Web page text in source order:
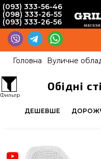
(093) 333-56-46
(098) 333-26-55
(093) 333-26-56
Головна Вуличне
Обідні
ДЕШЕВШЕ
Фильтр